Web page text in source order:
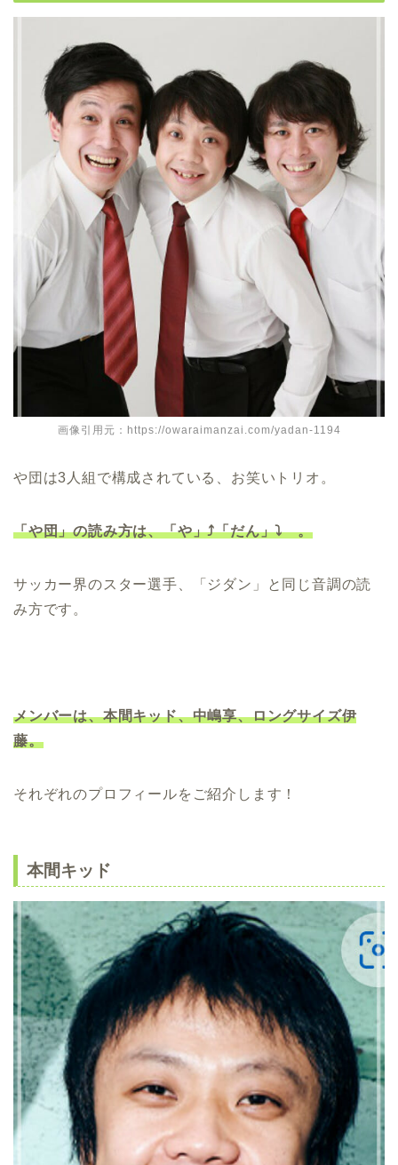
画像引用元：https://owaraimanzai.com/yadan-1194
や団は3人組で構成されている、お笑いトリオ。
「や団」の読み方は、「や」⤴「だん」⤵ 。
サッカー界のスター選手、「ジダン」と同じ音調の読
み方です。
メンバーは、本間キッド、中嶋享、ロングサイズ伊
藤。
それぞれのプロフィールをご紹介します！
本間キッド